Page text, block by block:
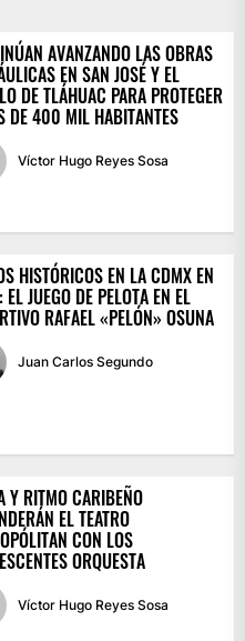
AVANZANDO LAS OBRAS
EN SAN JOSÉ Y EL
DE TLÁHUAC PARA PROTEGER
DE 400 MIL HABITANTES
Víctor Hugo Reyes Sosa
HISTÓRICOS EN LA CDMX EN
JUEGO DE PELOTA EN EL
RAFAEL «PELÓN» OSUNA
Juan Carlos Segundo
Y RITMO CARIBEÑO
EL TEATRO
CON LOS
ORQUESTA
Víctor Hugo Reyes Sosa